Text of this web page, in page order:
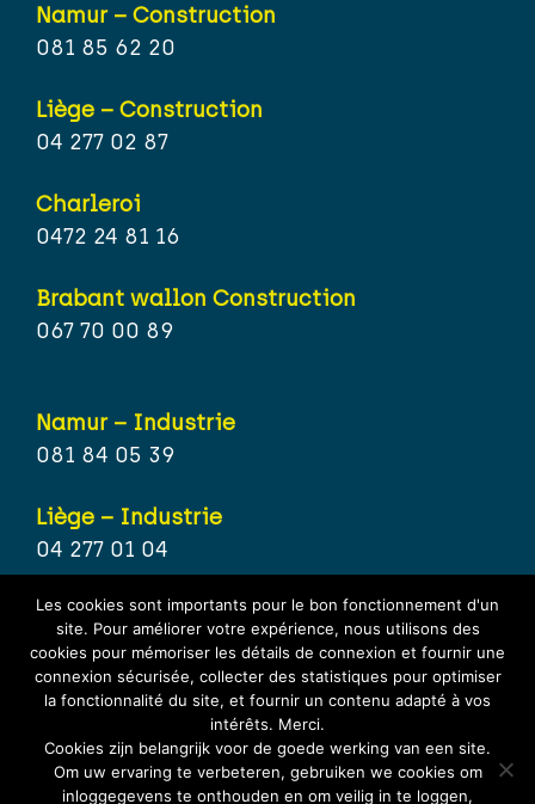
Namur – Construction
081 85 62 20
Liège – Construction
04 277 02 87
Charleroi
0472 24 81 16
Brabant wallon Construction
067 70 00 89
Namur – Industrie
081 84 05 39
Liège – Industrie
04 277 01 04
Hainaut – Industrie
071 15 80 21
Brabant wallon – Industrie
067 70 25 67
Les cookies sont importants pour le bon fonctionnement d'un
site. Pour améliorer votre expérience, nous utilisons des
cookies pour mémoriser les détails de connexion et fournir une
connexion sécurisée, collecter des statistiques pour optimiser
la fonctionnalité du site, et fournir un contenu adapté à vos
intérêts. Merci.
Cookies zijn belangrijk voor de goede werking van een site.
Om uw ervaring te verbeteren, gebruiken we cookies om
inloggegevens te onthouden en om veilig in te loggen,